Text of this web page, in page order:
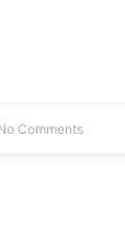
Comments